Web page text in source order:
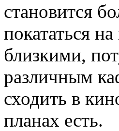
становится
покататься
близкими,
различным
сходить в
планах есть.